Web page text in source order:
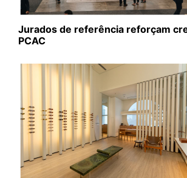
Jurados de referência reforçam
PCAC